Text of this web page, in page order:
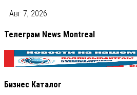
Авг 7, 2026
Телеграм News Montreal
Бизнес Каталог